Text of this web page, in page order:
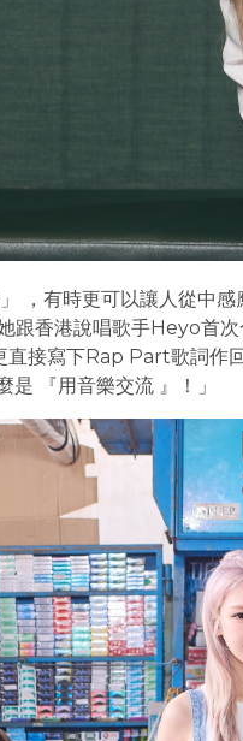
，有時更可以讓人從中
跟香港說唱歌手Heyo首
接寫下Rap Part歌詞作
『用音樂交流 』！」